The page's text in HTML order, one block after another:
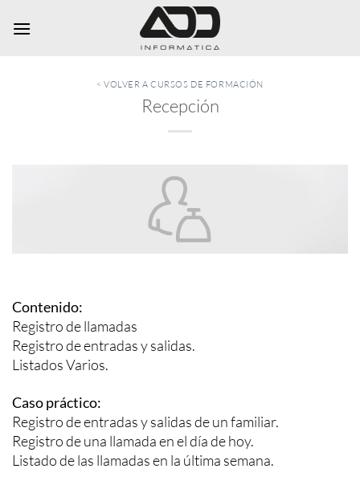
< VOLVER A CURSOS DE FORMACIÓN
Recepción
Contenido:
Registro de llamadas
Registro de entradas y salidas.
Listados Varios.
Caso práctico:
Registro de entradas y salidas de un familiar.
Registro de una llamada en el día de hoy.
Listado de las llamadas en la última semana.